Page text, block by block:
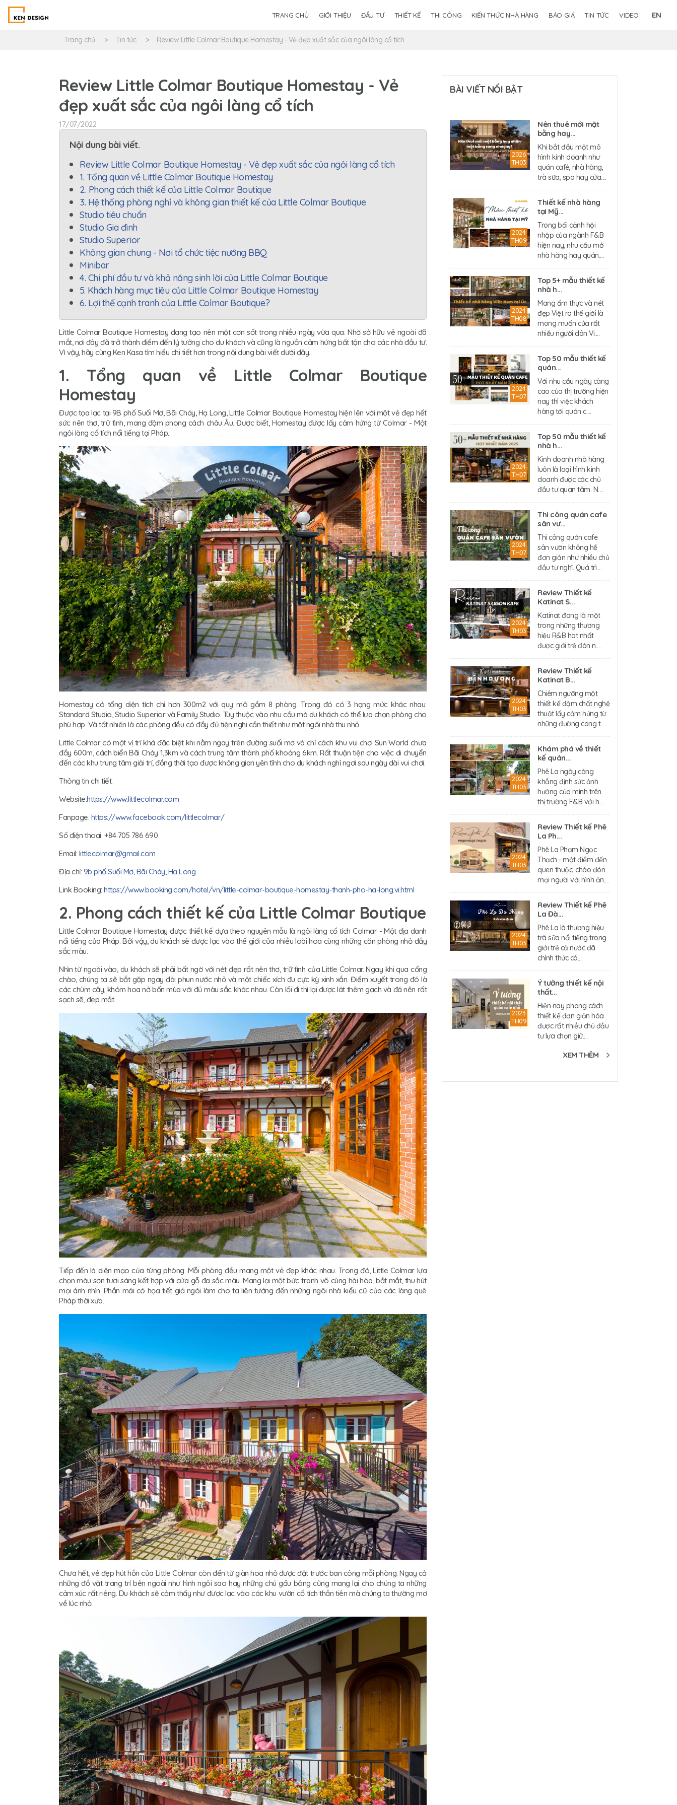
TRANG CHỦ GIỚI THIỆU ĐẦU TƯ THIẾT KẾ THI CÔNG KIẾN THỨC NHÀ HÀNG BÁO GIÁ TIN TỨC VIDEO EN
Trang chủ Tin tức Review Little Colmar Boutique Homestay - Vẻ đẹp xuất sắc của ngôi làng cổ tích
Review Little Colmar Boutique Homestay - Vẻ
đẹp xuất sắc của ngôi làng cổ tích
17/07/2022
Nội dung bài viết.
Review Little Colmar Boutique Homestay - Vẻ đẹp xuất sắc của ngôi làng cổ tích
1. Tổng quan về Little Colmar Boutique Homestay
2. Phong cách thiết kế của Little Colmar Boutique
3. Hệ thống phòng nghỉ và không gian thiết kế của Little Colmar Boutique
Studio tiêu chuẩn
Studio Gia đình
Studio Superior
Không gian chung - Nơi tổ chức tiệc nướng BBQ
Minibar
4. Chi phí đầu tư và khả năng sinh lời của Little Colmar Boutique
5. Khách hàng mục tiêu của Little Colmar Boutique Homestay
6. Lợi thế cạnh tranh của Little Colmar Boutique?
Little Colmar Boutique Homestay đang tạo nên một cơn sốt trong nhiều ngày vừa qua. Nhờ sở hữu vẻ ngoài đã
mắt, nơi đây đã trở thành điểm đến lý tưởng cho du khách và cũng là nguồn cảm hứng bất tận cho các nhà đầu tư.
Vì vậy, hãy cùng Ken Kasa tìm hiểu chi tiết hơn trong nội dung bài viết dưới đây.
1. Tổng quan về Little Colmar Boutique
Homestay
Được tọa lạc tại 9B phố Suối Mơ, Bãi Cháy, Hạ Long, Little Colmar Boutique Homestay hiện lên với một vẻ đẹp hết
sức nên thơ, trữ tình, mang đậm phong cách châu Âu. Được biết, Homestay được lấy cảm hứng từ Colmar - Một
ngôi làng cổ tích nổi tiếng tại Pháp.
Homestay có tổng diện tích chỉ hơn 300m2 với quy mô gồm 8 phòng. Trong đó có 3 hạng mức khác nhau:
Standard Studio, Studio Superior và Family Studio. Tùy thuộc vào nhu cầu mà du khách có thể lựa chọn phòng cho
phù hợp. Và tất nhiên là các phòng đều có đầy đủ tiện nghi cần thiết như một ngôi nhà thu nhỏ.
Little Colmar có một vị trí khá đặc biệt khi nằm ngay trên đường suối mơ và chỉ cách khu vui chơi Sun World chưa
đầy 600m, cách biển Bãi Cháy 1,3km và cách trung tâm thành phố khoảng 6km. Rất thuận tiện cho việc di chuyển
đến các khu trung tâm giải trí, đồng thời tạo được không gian yên tĩnh cho du khách nghỉ ngơi sau ngày dài vui chơi.
Thông tin chi tiết:
Website:https://www.littlecolmar.com
Fanpage: https://www.facebook.com/littlecolmar/
Số điện thoại: +84 705 786 690
Email: littlecolmar@gmail.com
Địa chỉ: 9b phố Suối Mơ, Bãi Cháy, Hạ Long
Link Booking: https://www.booking.com/hotel/vn/little-colmar-boutique-homestay-thanh-pho-ha-long.vi.html
2. Phong cách thiết kế của Little Colmar Boutique
Little Colmar Boutique Homestay được thiết kế dựa theo nguyên mẫu là ngôi làng cổ tích Colmar - Một địa danh
nổi tiếng của Pháp. Bởi vậy, du khách sẽ được lạc vào thế giới của nhiều loài hoa cùng những căn phòng nhỏ đầy
sắc màu.
Nhìn từ ngoài vào, du khách sẽ phải bất ngờ với nét đẹp rất nên thơ, trữ tình của Little Colmar. Ngay khi qua cổng
chào, chúng ta sẽ bắt gặp ngay đài phun nước nhỏ và một chiếc xích đu cực kỳ xinh xắn. Điểm xuyết trong đó là
các chùm cây, khóm hoa nở bốn mùa với đủ màu sắc khác nhau. Còn lối đi thì lại được lát thêm gạch và đá nên rất
sạch sẽ, đẹp mắt.
Tiếp đến là diện mạo của từng phòng. Mỗi phòng đều mang một vẻ đẹp khác nhau. Trong đó, Little Colmar lựa
chọn màu sơn tươi sáng kết hợp với cửa gỗ đa sắc màu. Mang lại một bức tranh vô cùng hài hòa, bắt mắt, thu hút
mọi ánh nhìn. Phần mái có họa tiết giả ngói làm cho ta liên tưởng đến những ngôi nhà kiểu cũ của các làng quê
Pháp thời xưa.
Chưa hết, vẻ đẹp hút hồn của Little Colmar còn đến từ giàn hoa nhỏ được đặt trước ban công mỗi phòng. Ngay cả
những đồ vật trang trí bên ngoài như hình ngôi sao hay những chú gấu bông cũng mang lại cho chúng ta những
cảm xúc rất riêng. Du khách sẽ cảm thấy như được lạc vào các khu vườn cổ tích thần tiên mà chúng ta thường mơ
về lúc nhỏ.
BÀI VIẾT NỔI BẬT
2026
TH03
Nên thuê mới mặt
bằng hay...
Khi bắt đầu một mô
hình kinh doanh như
quán café, nhà hàng,
trà sữa, spa hay cửa....
2024
TH09
Thiết kế nhà hàng
tại Mỹ...
Trong bối cảnh hội
nhập của ngành F&B
hiện nay, nhu cầu mở
nhà hàng hay quán....
2024
TH08
Top 5+ mẫu thiết kế
nhà h...
Mang ẩm thực và nét
đẹp Việt ra thế giới là
mong muốn của rất
nhiều người dân Vi....
2024
TH07
Top 50 mẫu thiết kế
quán...
Với nhu cầu ngày càng
cao của thị trường hiện
nay thì việc khách
hàng tới quán c....
2024
TH07
Top 50 mẫu thiết kế
nhà h...
Kinh doanh nhà hàng
luôn là loại hình kinh
doanh được các chủ
đầu tư quan tâm. N....
2024
TH07
Thi công quán cafe
sân vư...
Thi công quán cafe
sân vườn không hề
đơn giản như nhiều chủ
đầu tư nghĩ. Quá trì....
2024
TH03
Review Thiết kế
Katinat S...
Katinat đang là một
trong những thương
hiệu R&B hot nhất
được giới trẻ đón n....
2024
TH03
Review Thiết kế
Katinat B...
Chiêm ngưỡng một
thiết kế đậm chất nghệ
thuật lấy cảm hứng từ
những đường cong t....
2024
TH03
Khám phá về thiết
kế quán...
Phê La ngày càng
khẳng định sức ảnh
hưởng của mình trên
thị trường F&B với h....
2024
TH03
Review Thiết kế Phê
La Ph...
Phê La Phạm Ngọc
Thạch - một điểm đến
quen thuộc, chào đón
mọi người với hình ản....
2024
TH03
Review Thiết kế Phê
La Đà...
Phê La là thương hiệu
trà sữa nổi tiếng trong
giới trẻ cả nước đã
chính thức có....
2023
TH09
Ý tưởng thiết kế nội
thất...
Hiện nay phong cách
thiết kế đơn giản hóa
được rất nhiều chủ đầu
tư lựa chọn giữ....
XEM THÊM